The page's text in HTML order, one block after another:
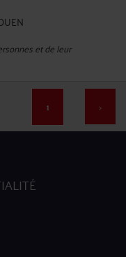
et de leur
1 >